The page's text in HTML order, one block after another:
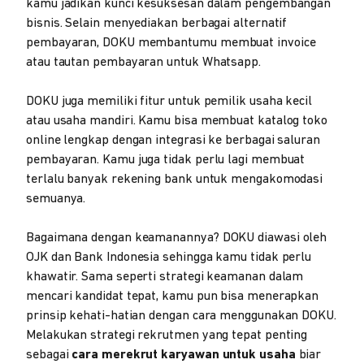
kamu jadikan kunci kesuksesan dalam pengembangan
bisnis. Selain menyediakan berbagai alternatif
pembayaran, DOKU membantumu membuat invoice
atau tautan pembayaran untuk Whatsapp.
DOKU juga memiliki fitur untuk pemilik usaha kecil
atau usaha mandiri. Kamu bisa membuat katalog toko
online lengkap dengan integrasi ke berbagai saluran
pembayaran. Kamu juga tidak perlu lagi membuat
terlalu banyak rekening bank untuk mengakomodasi
semuanya.
Bagaimana dengan keamanannya? DOKU diawasi oleh
OJK dan Bank Indonesia sehingga kamu tidak perlu
khawatir. Sama seperti strategi keamanan dalam
mencari kandidat tepat, kamu pun bisa menerapkan
prinsip kehati-hatian dengan cara menggunakan DOKU.
Melakukan strategi rekrutmen yang tepat penting
sebagai cara merekrut karyawan untuk usaha biar